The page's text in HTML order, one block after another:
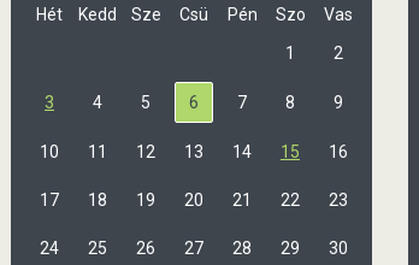
Hét Kedd Sze Csü Pén Szo
Vas
1
2
3 4 5 6 7 8 9
10 11 12 13 14 15 16
17 18 19 20 21 22 23
24 25 26 27 28 29 30